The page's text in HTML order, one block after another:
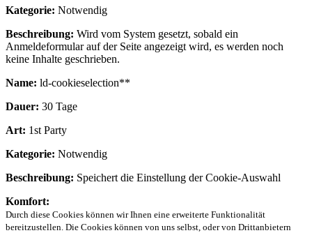
Kategorie: Notwendig
Beschreibung: Wird vom System gesetzt, sobald ein
Anmeldeformular auf der Seite angezeigt wird, es werden noch
keine Inhalte geschrieben.
Name: ld-cookieselection**
Dauer: 30 Tage
Art: 1st Party
Kategorie: Notwendig
Beschreibung: Speichert die Einstellung der Cookie-Auswahl
Komfort:
Durch diese Cookies können wir Ihnen eine erweiterte Funktionalität
bereitzustellen. Die Cookies können von uns selbst, oder von Drittanbietern